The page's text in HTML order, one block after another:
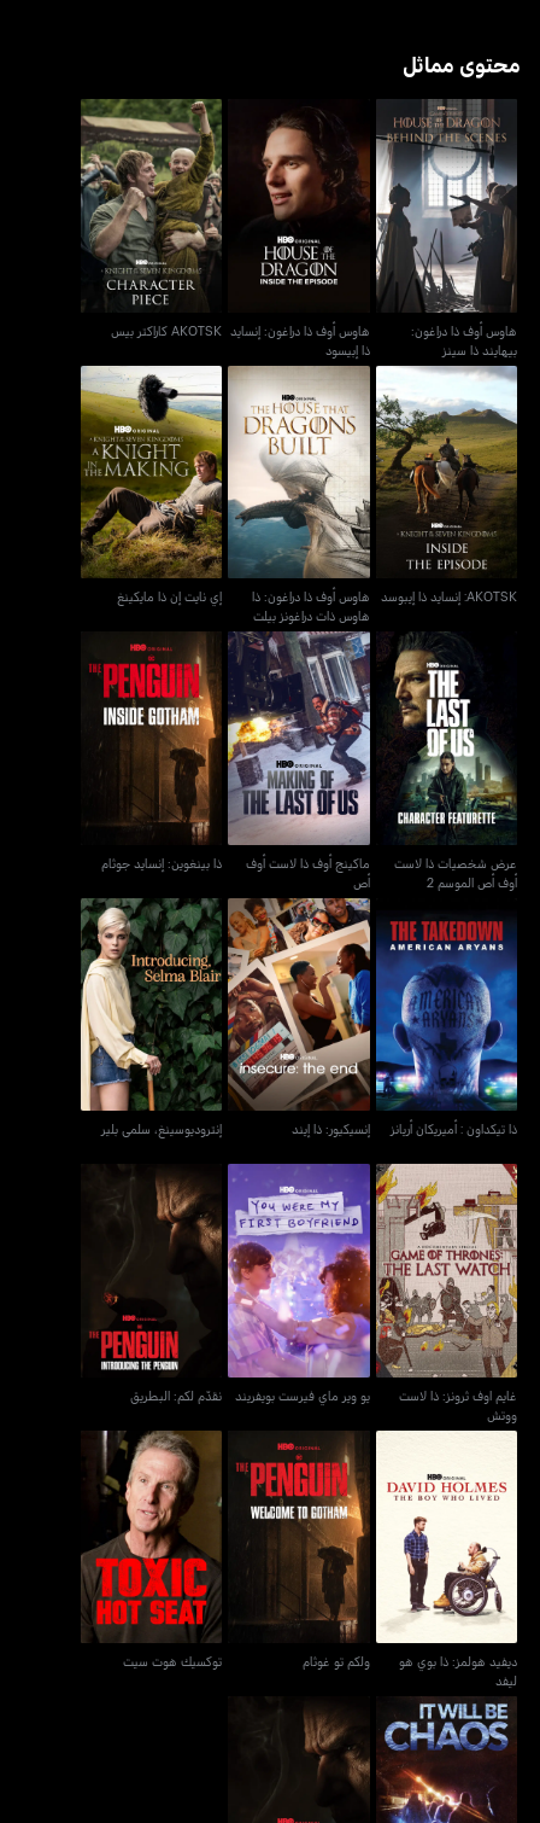
محتوى مماثل
هاوس أوف ذا دراغون:
بيهايند ذا سينز
هاوس أوف ذا دراغون:
بيهايند ذا سينز
هاوس أوف ذا دراغون:
إنسايد ذا إبيسود
هاوس أوف ذا دراغون: إنسايد
ذا إبيسود
AKOTSK كاراكتر بيس
AKOTSK كاراكتر بيس
AKOTSK: إنسايد ذا إيبوسد
AKOTSK: إنسايد ذا إيبوسد
هاوس أوف ذا دراغون: ذا
هاوس ذات دراغونز بيلت
هاوس أوف ذا دراغون: ذا
هاوس ذات دراغونز بيلت
إي نايت إن ذا مايكينغ
إي نايت إن ذا مايكينغ
عرض شخصيات ذا لاست
أوف أص الموسم 2
عرض شخصيات ذا لاست
أوف أص الموسم 2
ماكينج أوف ذا لاست أوف
أص
ماكينج أوف ذا لاست أوف
أص
ذا بينغوين: إنسايد جوثام
ذا بينغوين: إنسايد جوثام
ذا تيكداون : أميريكان أريانز
ذا تيكداون : أميريكان أريانز
إنسيكيور: ذا إيند
إنسيكيور: ذا إيند
إنتروديوسينغ، سلمى بلير
إنتروديوسينغ، سلمى بلير
غايم اوف ثرونز: ذا لاست
ووتش
غايم اوف ثرونز: ذا لاست
ووتش
يو وير ماي فيرست بويفريند
يو وير ماي فيرست بويفريند
نقدّم لكم: البطريق
نقدّم لكم: البطريق
ديفيد هولمز: ذا بوي هو
ديفيد هولمز: ذا بوي هو
ليفد
ولكم تو غوثام
ولكم تو غوثام
توكسيك هوت سيت
توكسيك هوت سيت
إت ويل بي كايوس ذا أوريجين أوف أوز